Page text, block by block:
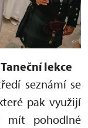
lekce
seznámí se
pak využijí
mít pohodlné